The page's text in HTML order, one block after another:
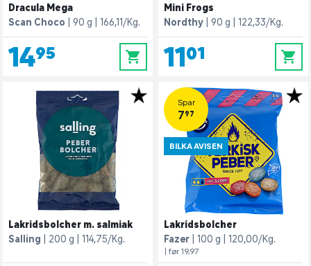
Dracula Mega
Scan Choco
90 g 166,11/Kg.
14,95 0
Mini Frogs
Nordthy
90 g 122,33/Kg.
11,01 0
Lakridsbolcher m. salmiak
Salling
200 g 114,75/Kg.
Spar
7,97
BILKA AVISEN
Lakridsbolcher
Fazer
100 g 120,00/Kg.
| før 19,97